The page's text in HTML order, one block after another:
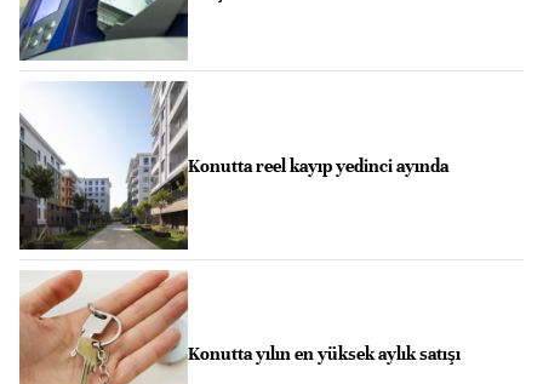
Konutta reel kayıp yedinci ayında
Konutta yılın en yüksek aylık satışı